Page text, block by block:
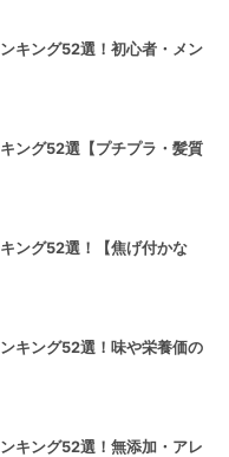
キング52選！初心者・メン
ング52選【プチプラ・髪質
ング52選！【焦げ付かな
キング52選！味や栄養価の
キング52選！無添加・アレ